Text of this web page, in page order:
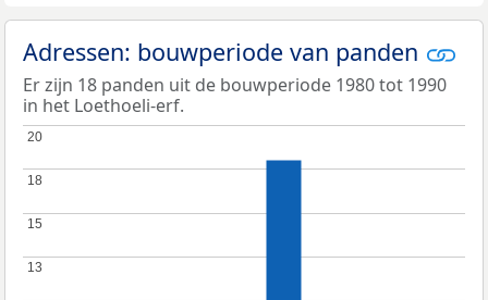
Adressen: bouwperiode van panden
Er zijn 18 panden uit de bouwperiode 1980 tot 1990
in het Loethoeli-erf.
13
13
15
15
18
18
20
20